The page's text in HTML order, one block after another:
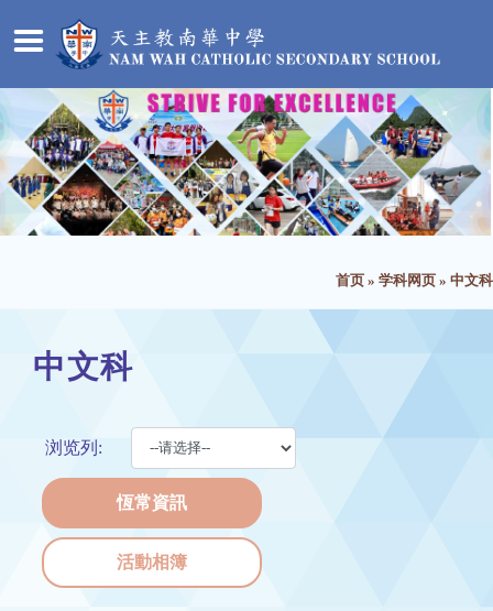
首页 » 学科网页 » 中文科
中文科
浏览列:
恆常資訊
活動相簿